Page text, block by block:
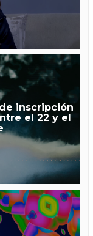
inscripción
el 22 y el